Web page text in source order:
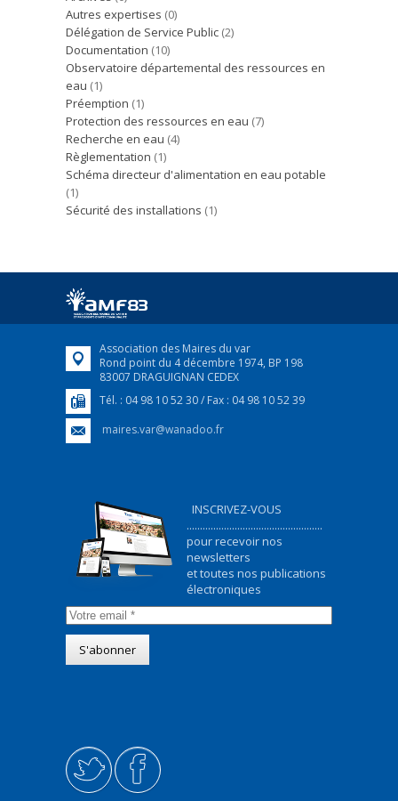
Autres expertises (0)
Délégation de Service Public (2)
Documentation (10)
Observatoire départemental des ressources en
eau (1)
Préemption (1)
Protection des ressources en eau (7)
Recherche en eau (4)
Règlementation (1)
Schéma directeur d'alimentation en eau potable
(1)
Sécurité des installations (1)
Association des Maires du var
Rond point du 4 décembre 1974, BP 198
83007 DRAGUIGNAN CEDEX
Tél. : 04 98 10 52 30 / Fax : 04 98 10 52 39
maires.var@wanadoo.fr
INSCRIVEZ-VOUS
...................................................
pour recevoir nos
newsletters
et toutes nos publications
électroniques